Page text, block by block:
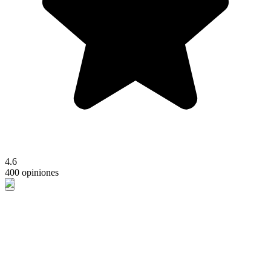
4.6
400 opiniones